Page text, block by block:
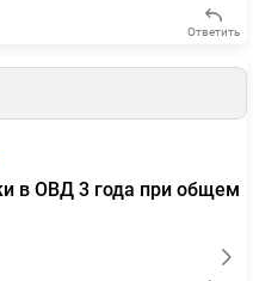
Ответить
в ОВД 3 года при общем